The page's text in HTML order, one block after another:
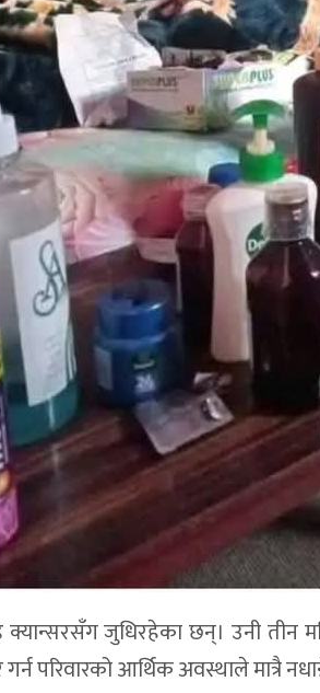
जुधिरहेका छन्। उनी तीन
परिवारको आर्थिक अवस्थाले मात्रै